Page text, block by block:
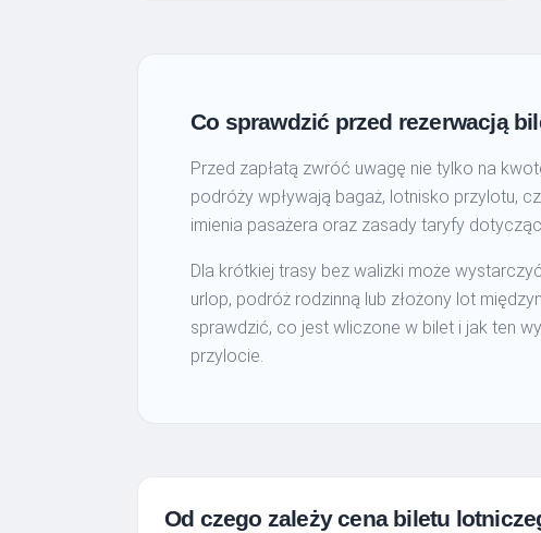
Co sprawdzić przed rezerwacją
Przed zapłatą zwróć uwagę nie tylko na
podróży wpływają bagaż, lotnisko przylotu,
imienia pasażera oraz zasady taryfy
Dla krótkiej trasy bez walizki może
urlop, podróż rodzinną lub złożony lot
sprawdzić, co jest wliczone w bilet i jak ten
przylocie.
Od czego zależy cena biletu